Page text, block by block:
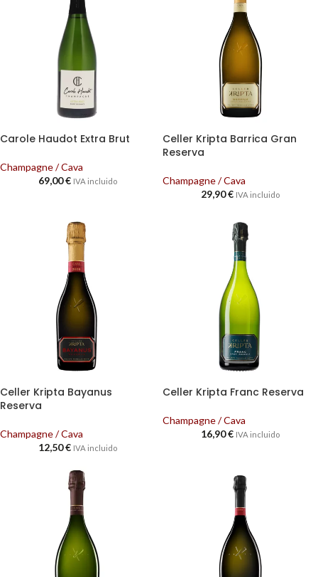
Carole Haudot Extra Brut
Champagne / Cava
69,00€ IVA incluido
Celler Kripta Barrica Gran
Reserva
Champagne / Cava
29,90€ IVA incluido
Celler Kripta Bayanus
Reserva
Champagne / Cava
12,50€ IVA incluido
Celler Kripta Franc Reserva
Champagne / Cava
16,90€ IVA incluido